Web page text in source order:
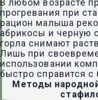
В любом возрасте
прогревания при
рацион малыша
абрикосы и черную
горла снимают
Лишь при
использовании
быстро справится с
Методы